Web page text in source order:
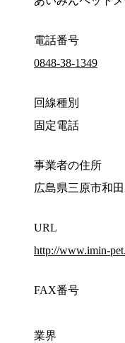
電話番号
0848-38-1349
回線種別
固定電話
事業者の住所
広島県三原市和
URL
http://www.imin-
FAX番号
業界